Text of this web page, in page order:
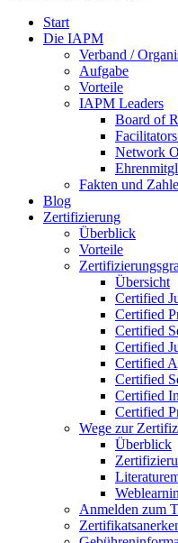
Start
Die IAPM
Verband /
Aufgabe
Vorteile
IAPM Leaders
Board of
Network
Fakten und
Blog
Zertifizierung
Überblick
Vorteile
Übersicht
Certified
Certified
Certified
Certified
Certified
Certified
Certified
Certified
Wege zur
Überblick
Anmelden zum